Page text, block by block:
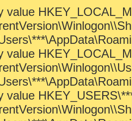
value
value
value